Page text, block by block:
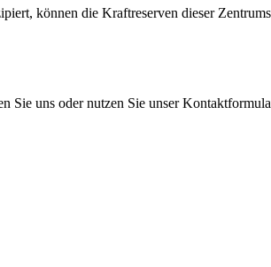
können die Kraftreserven dieser
Sie uns oder nutzen Sie unser